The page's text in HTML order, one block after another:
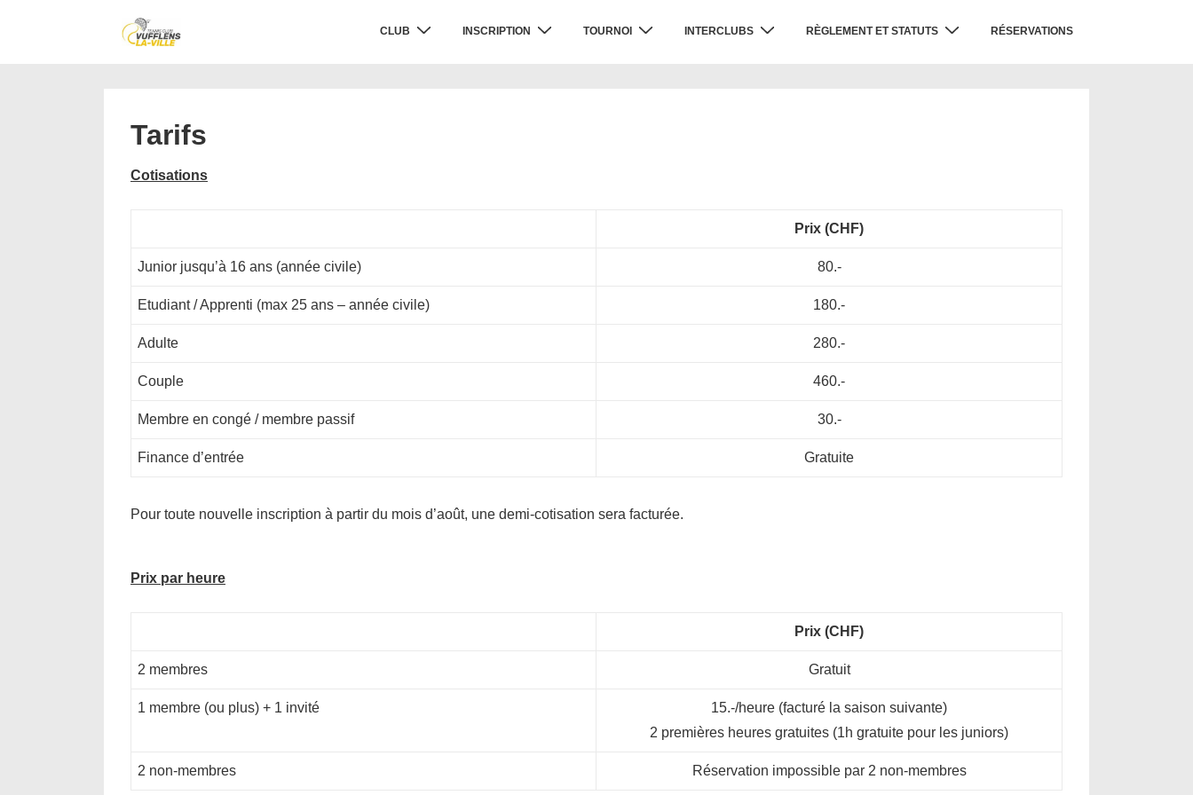
CLUB INSCRIPTION TOURNOI INTERCLUBS RÈGLEMENT ET STATUTS RÉSERVATIONS
Tarifs
Cotisations
Prix (CHF)
Junior jusqu’à 16 ans (année civile) 80.-
Etudiant / Apprenti (max 25 ans – année civile) 180.-
Adulte 280.-
Couple 460.-
Membre en congé / membre passif 30.-
Finance d’entrée Gratuite
Pour toute nouvelle inscription à partir du mois d’août, une demi-cotisation sera facturée.
Prix par heure
Prix (CHF)
2 membres Gratuit
1 membre (ou plus) + 1 invité
15.-/heure (facturé la saison suivante)
2 premières heures gratuites (1h gratuite pour les juniors)
2 non-membres Réservation impossible par 2 non-membres